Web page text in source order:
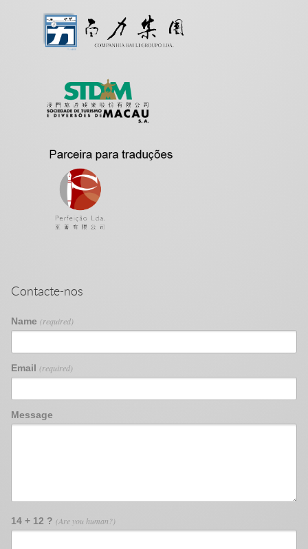
Contacte-nos
Name (required)
Email (required)
Message
14 + 12 ? (Are you human?)